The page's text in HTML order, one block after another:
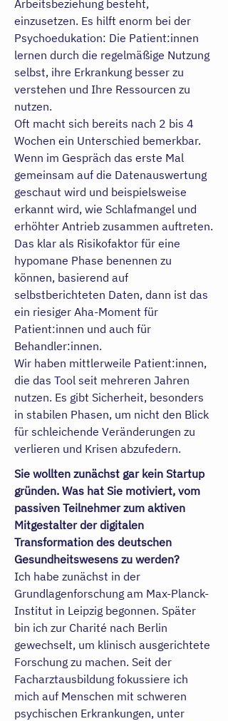
Arbeitsbeziehung besteht,
einzusetzen. Es hilft enorm bei der
Psychoedukation: Die Patient:innen
lernen durch die regelmäßige Nutzung
selbst, ihre Erkrankung besser zu
verstehen und Ihre Ressourcen zu
nutzen.
Oft macht sich bereits nach 2 bis 4
Wochen ein Unterschied bemerkbar.
Wenn im Gespräch das erste Mal
gemeinsam auf die Datenauswertung
geschaut wird und beispielsweise
erkannt wird, wie Schlafmangel und
erhöhter Antrieb zusammen auftreten.
Das klar als Risikofaktor für eine
hypomane Phase benennen zu
können, basierend auf
selbstberichteten Daten, dann ist das
ein riesiger Aha-Moment für
Patient:innen und auch für
Behandler:innen.
Wir haben mittlerweile Patient:innen,
die das Tool seit mehreren Jahren
nutzen. Es gibt Sicherheit, besonders
in stabilen Phasen, um nicht den Blick
für schleichende Veränderungen zu
verlieren und Krisen abzufedern.
Sie wollten zunächst gar kein Startup
gründen. Was hat Sie motiviert, vom
passiven Teilnehmer zum aktiven
Mitgestalter der digitalen
Transformation des deutschen
Gesundheitswesens zu werden?
Ich habe zunächst in der
Grundlagenforschung am Max-Planck-
Institut in Leipzig begonnen. Später
bin ich zur Charité nach Berlin
gewechselt, um klinisch ausgerichtete
Forschung zu machen. Seit der
Facharztausbildung fokussiere ich
mich auf Menschen mit schweren
psychischen Erkrankungen, unter